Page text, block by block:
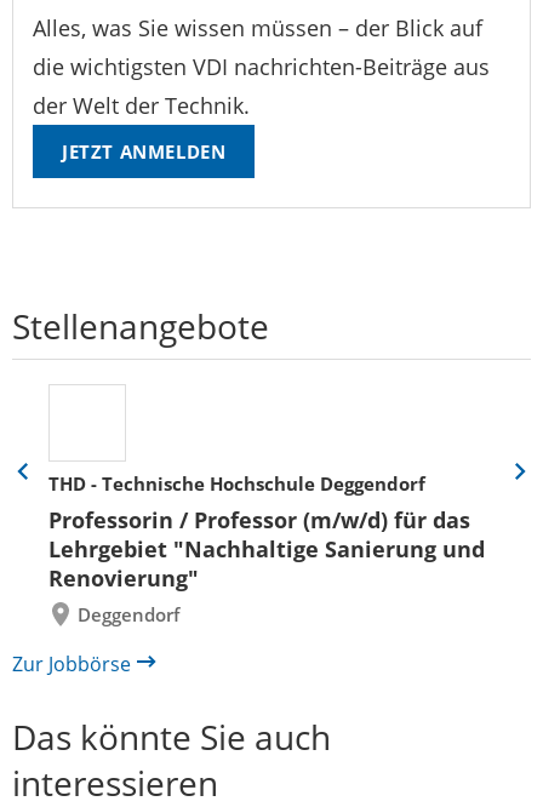
Alles, was Sie wissen müssen – der Blick auf
die wichtigsten VDI nachrichten-Beiträge aus
der Welt der Technik.
JETZT ANMELDEN
Stellenangebote
THD - Technische Hochschule Deggendorf
Professorin / Professor (m/w/d) für das
Lehrgebiet "Nachhaltige Sanierung und
Renovierung"
Deggendorf
Eine
zurück
Eine
Zur Jobbörse
Das könnte Sie auch
interessieren